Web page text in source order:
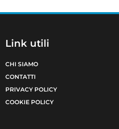
Link utili
CHI SIAMO
CONTATTI
PRIVACY POLICY
COOKIE POLICY